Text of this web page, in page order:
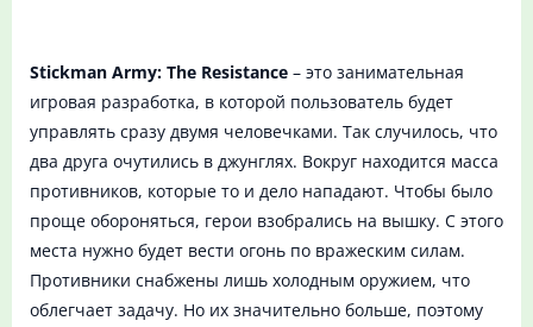
Stickman Army: The Resistance – это занимательная
игровая разработка, в которой пользователь будет
управлять сразу двумя человечками. Так случилось, что
два друга очутились в джунглях. Вокруг находится масса
противников, которые то и дело нападают. Чтобы было
проще обороняться, герои взобрались на вышку. С этого
места нужно будет вести огонь по вражеским силам.
Противники снабжены лишь холодным оружием, что
облегчает задачу. Но их значительно больше, поэтому